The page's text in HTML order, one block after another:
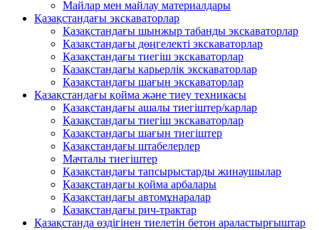
Майлар мен майлау материалдары
Қазақстандағы экскаваторлар
Қазақстандағы шынжыр табанды экскаваторлар
Қазақстандағы дөңгелекті экскаваторлар
Қазақстандағы тиегіш экскаваторлар
Қазақстандағы карьерлік экскаваторлар
Қазақстандағы шағын экскаваторлар
Қазақстандағы қойма және тиеу техникасы
Қазақстандағы ашалы тиегіштер/карлар
Қазақстандағы тиегіш экскаваторлар
Қазақстандағы шағын тиегіштер
Қазақстандағы штабелерлер
Мачталы тиегіштер
Қазақстандағы тапсырыстарды жинаушылар
Қазақстандағы қойма арбалары
Қазақстандағы автомұнаралар
Қазақстандағы рич-трактар
Қазақстанда өздігінен тиелетін бетон араластырғыштар